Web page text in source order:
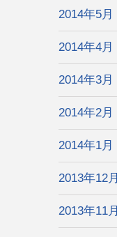
2014年5月
2014年4月
2014年3月
2014年2月
2014年1月
2013年12月
2013年11月